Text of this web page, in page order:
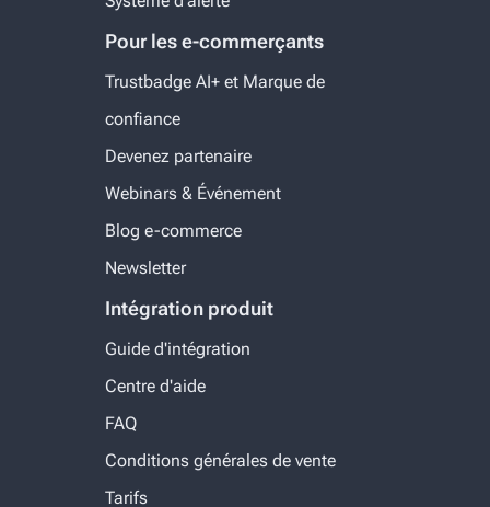
Pour les e-commerçants
Trustbadge AI+ et Marque de
confiance
Devenez partenaire
Webinars & Événement
Blog e-commerce
Newsletter
Intégration produit
Guide d'intégration
Centre d'aide
FAQ
Conditions générales de vente
Tarifs